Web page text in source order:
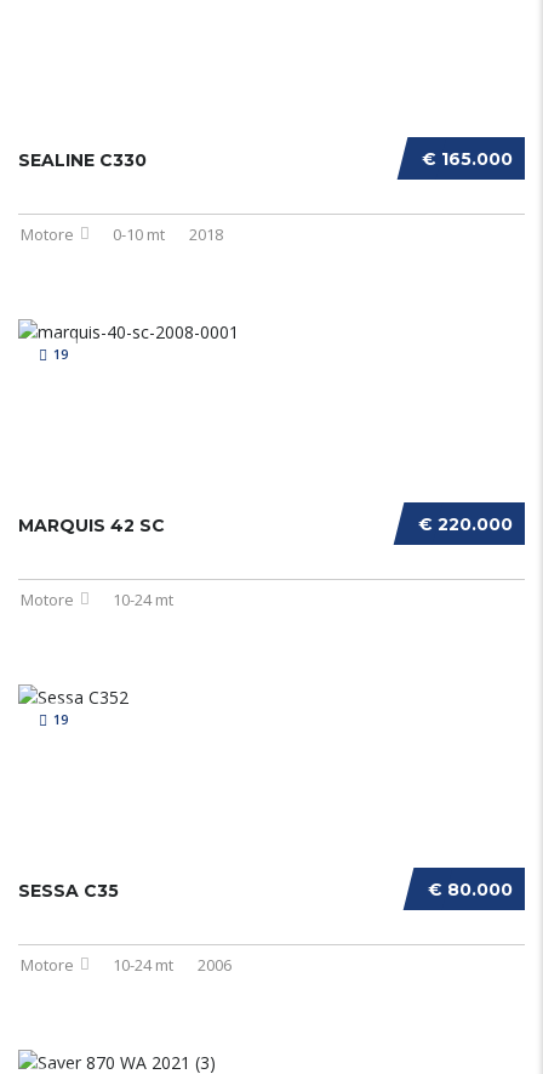
€ 165.000
SEALINE C330
Motore 0-10 mt 2018
19
€ 220.000
MARQUIS 42 SC
Motore 10-24 mt
19
€ 80.000
SESSA C35
Motore 10-24 mt 2006